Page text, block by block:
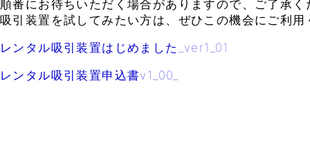
順番にお待ちいただく場合がありますので、ご了承く
吸引装置を試してみたい方は、ぜひこの機会にご利用
レンタル吸引装置はじめました_ver1_01
レンタル吸引装置申込書v1_00_